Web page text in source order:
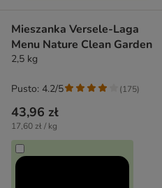
Mieszanka Versele-Laga
Menu Nature Clean Garden
2,5 kg
43,96 zł
17,60 zł / kg
Pusto: 4.2/5 (175)